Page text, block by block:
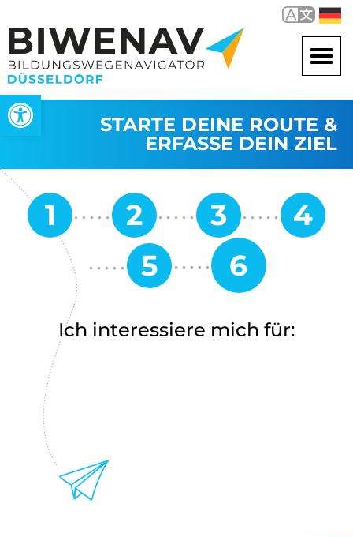
Open toolbar
STARTE DEINE ROUTE &
ERFASSE DEIN ZIEL
Ich interessiere mich für: